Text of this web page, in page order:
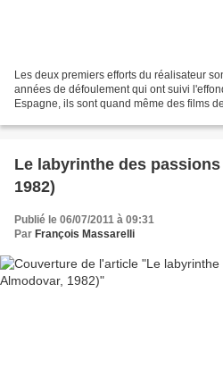
Les deux premiers efforts du réalisateur
années de défoulement qui ont suivi
Espagne, ils sont quand même des films
Le labyrinthe des
1982)
Publié le 06/07/2011 à 09:31
Par François Massarelli